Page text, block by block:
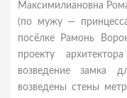
Максимилиановна
(по мужу —
посёлке Рамонь
проекту
возведение замка
возведены стены